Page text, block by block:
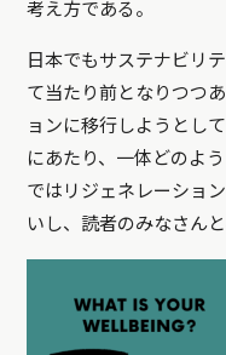
考え方である。
日本でもサステナビリ
て当たり前となりつつ
ョンに移行しようとし
にあたり、一体どのよ
ではリジェネレーショ
いし、読者のみなさん